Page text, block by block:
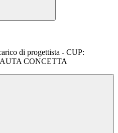
di progettista - CUP:
CONCETTA